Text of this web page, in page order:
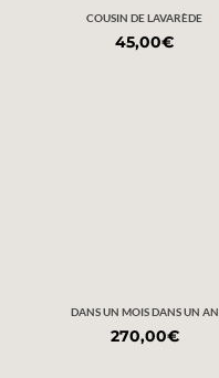
COUSIN DE LAVARÈDE
45,00€
DANS UN MOIS DANS UN AN
270,00€